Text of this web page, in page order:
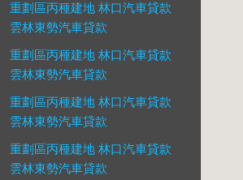
重劃區丙種建地 林口汽車貸款
雲林東勢汽車貸款
重劃區丙種建地 林口汽車貸款
雲林東勢汽車貸款
重劃區丙種建地 林口汽車貸款
雲林東勢汽車貸款
重劃區丙種建地 林口汽車貸款
雲林東勢汽車貸款